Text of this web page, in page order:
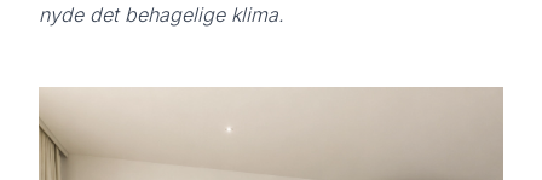
nyde det behagelige klima.